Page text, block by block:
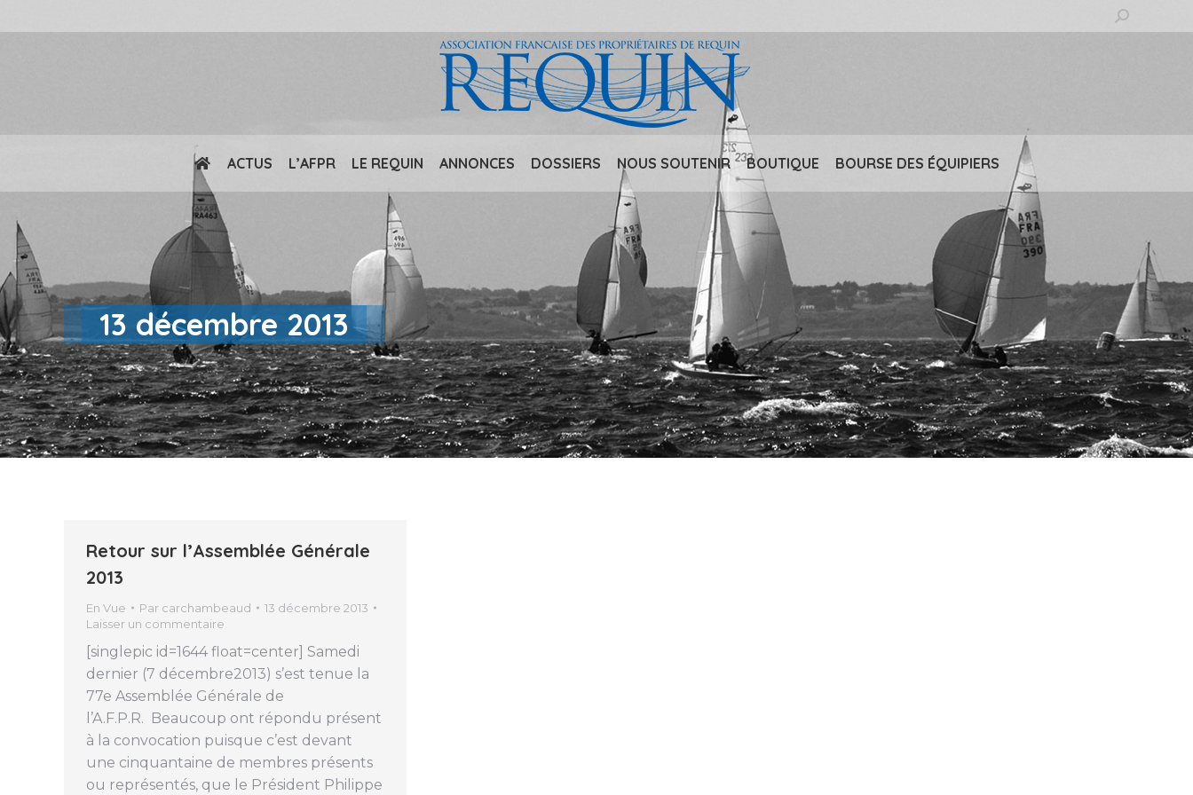
Recherche
:
ACTUS L’AFPR LE REQUIN ANNONCES DOSSIERS NOUS SOUTENIR BOUTIQUE BOURSE DES ÉQUIPIERS
13 décembre 2013
Retour sur l’Assemblée Générale
2013
En Vue Par carchambeaud
13 décembre 2013
Laisser un commentaire
[singlepic id=1644 float=center] Samedi
dernier (7 décembre2013) s’est tenue la
77e Assemblée Générale de
l’A.F.P.R. Beaucoup ont répondu présent
à la convocation puisque c’est devant
une cinquantaine de membres présents
ou représentés, que le Président Philippe